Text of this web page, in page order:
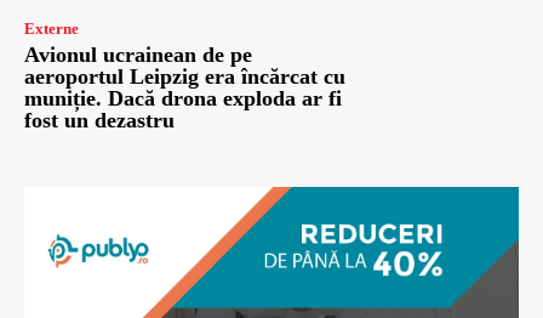
Externe
Avionul ucrainean de pe
aeroportul Leipzig era încărcat cu
muniție. Dacă drona exploda ar fi
fost un dezastru